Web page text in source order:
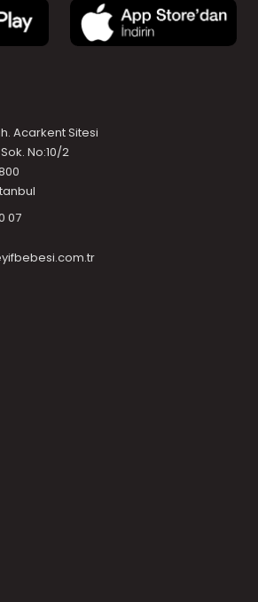
Acarkent Sitesi
No:10/2
07